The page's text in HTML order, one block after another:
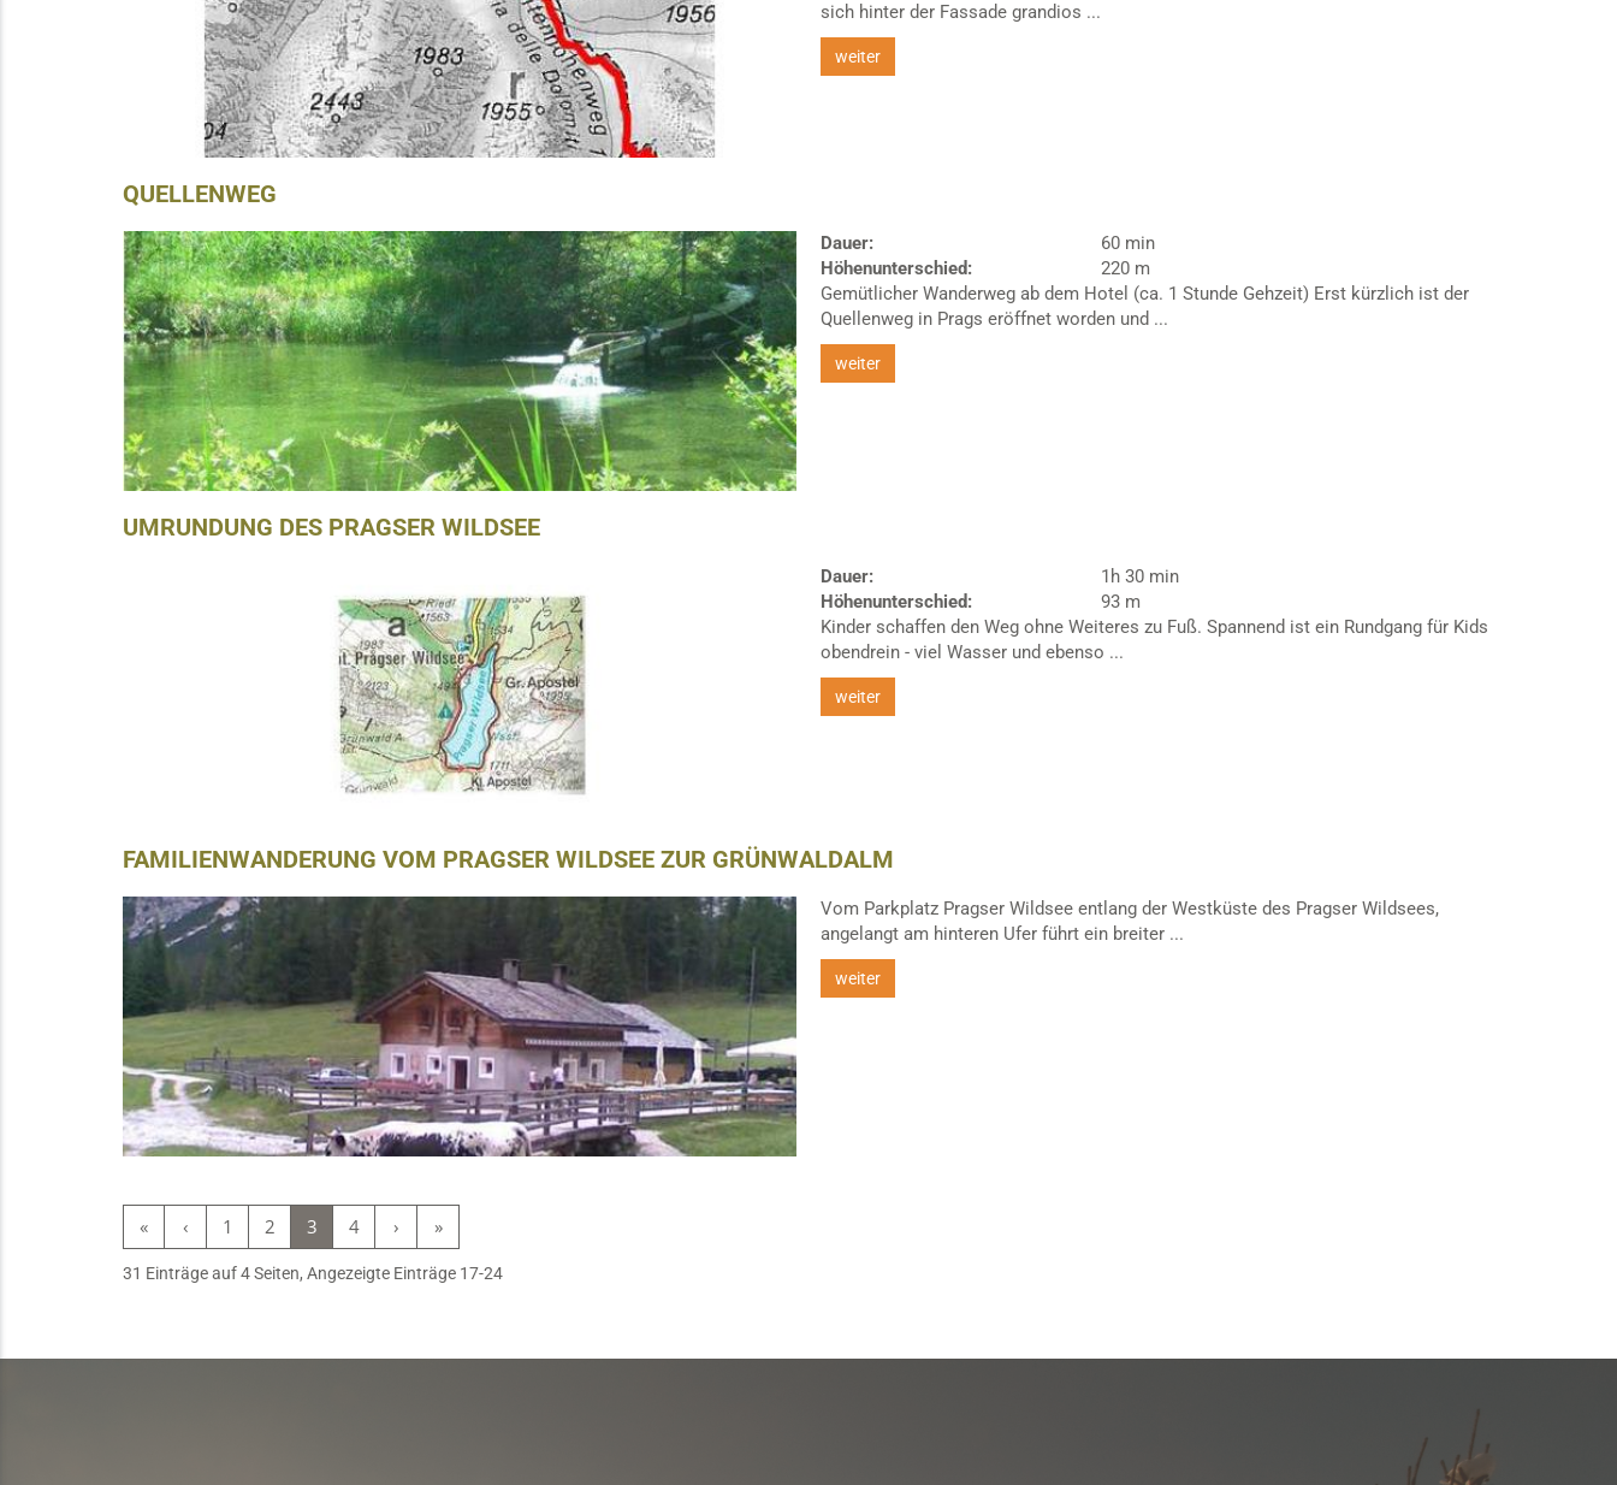
sich hinter der Fassade grandios ...
weiter
QUELLENWEG
Dauer:
60 min
Höhenunterschied:
220 m
Gemütlicher Wanderweg ab dem Hotel (ca. 1 Stunde Gehzeit) Erst kürzlich ist der
Quellenweg in Prags eröffnet worden und ...
weiter
UMRUNDUNG DES PRAGSER WILDSEE
Dauer:
1h 30 min
Höhenunterschied:
93 m
Kinder schaffen den Weg ohne Weiteres zu Fuß. Spannend ist ein Rundgang für Kids
obendrein - viel Wasser und ebenso ...
weiter
FAMILIENWANDERUNG VOM PRAGSER WILDSEE ZUR GRÜNWALDALM
Vom Parkplatz Pragser Wildsee entlang der Westküste des Pragser Wildsees,
angelangt am hinteren Ufer führt ein breiter ...
weiter
« ‹ 1 2 3 4 › »
31 Einträge auf 4 Seiten, Angezeigte Einträge 17-24